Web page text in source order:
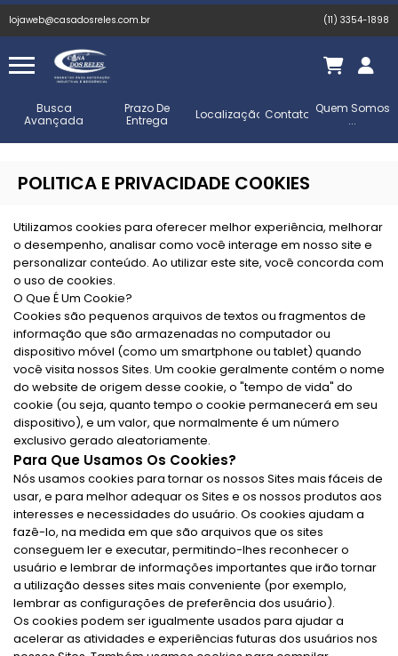
lojaweb@casadosreles.com.br (11) 3354-1898
Busca
Avançada
Prazo De
Entrega
Localização Contato Quem Somos
...
POLITICA E PRIVACIDADE CO0KIES
Utilizamos cookies para oferecer melhor experiência, melhorar
o desempenho, analisar como você interage em nosso site e
personalizar conteúdo. Ao utilizar este site, você concorda com
o uso de cookies.
O Que É Um Cookie?
Cookies são pequenos arquivos de textos ou fragmentos de
informação que são armazenadas no computador ou
dispositivo móvel (como um smartphone ou tablet) quando
você visita nossos Sites. Um cookie geralmente contém o nome
do website de origem desse cookie, o "tempo de vida" do
cookie (ou seja, quanto tempo o cookie permanecerá em seu
dispositivo), e um valor, que normalmente é um número
exclusivo gerado aleatoriamente.
Para Que Usamos Os Cookies?
Nós usamos cookies para tornar os nossos Sites mais fáceis de
usar, e para melhor adequar os Sites e os nossos produtos aos
interesses e necessidades do usuário. Os cookies ajudam a
fazê-lo, na medida em que são arquivos que os sites
conseguem ler e executar, permitindo-lhes reconhecer o
usuário e lembrar de informações importantes que irão tornar
a utilização desses sites mais conveniente (por exemplo,
lembrar as configurações de preferência dos usuário).
Os cookies podem ser igualmente usados para ajudar a
acelerar as atividades e experiências futuras dos usuários nos